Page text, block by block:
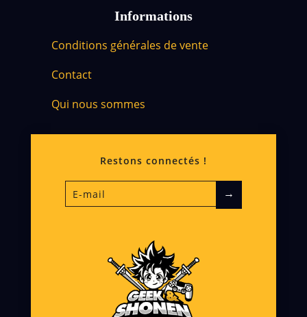
Informations
Conditions générales de vente
Contact
Qui nous sommes
Restons connectés !
→